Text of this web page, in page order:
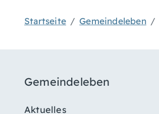
Startseite Gemeindeleben
Gemeindeleben
Aktuelles